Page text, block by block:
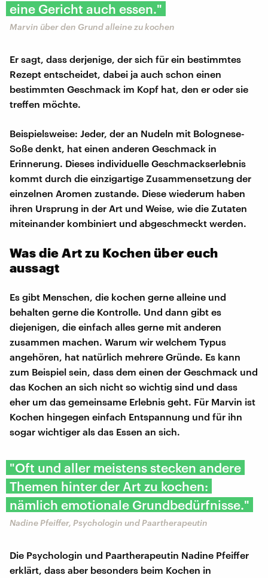
eine Gericht auch essen."
Marvin über den Grund alleine zu kochen
Er sagt, dass derjenige, der sich für ein bestimmtes
Rezept entscheidet, dabei ja auch schon einen
bestimmten Geschmack im Kopf hat, den er oder sie
treffen möchte.
Beispielsweise: Jeder, der an Nudeln mit Bolognese-
Soße denkt, hat einen anderen Geschmack in
Erinnerung. Dieses individuelle Geschmackserlebnis
kommt durch die einzigartige Zusammensetzung der
einzelnen Aromen zustande. Diese wiederum haben
ihren Ursprung in der Art und Weise, wie die Zutaten
miteinander kombiniert und abgeschmeckt werden.
Was die Art zu Kochen über euch
aussagt
Es gibt Menschen, die kochen gerne alleine und
behalten gerne die Kontrolle. Und dann gibt es
diejenigen, die einfach alles gerne mit anderen
zusammen machen. Warum wir welchem Typus
angehören, hat natürlich mehrere Gründe. Es kann
zum Beispiel sein, dass dem einen der Geschmack und
das Kochen an sich nicht so wichtig sind und dass
eher um das gemeinsame Erlebnis geht. Für Marvin ist
Kochen hingegen einfach Entspannung und für ihn
sogar wichtiger als das Essen an sich.
"Oft und aller meistens stecken andere
Themen hinter der Art zu kochen:
nämlich emotionale Grundbedürfnisse."
Nadine Pfeiffer, Psychologin und Paartherapeutin
Die Psychologin und Paartherapeutin Nadine Pfeiffer
erklärt, dass aber besonders beim Kochen in